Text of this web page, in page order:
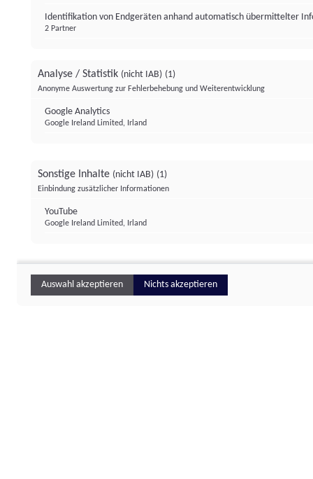
Identifikation von Endgeräten anhand automatisch übermittelter
2 Partner
Analyse / Statistik (nicht IAB) (1)
Anonyme Auswertung zur Fehlerbehebung und Weiterentwicklung
Google Analytics
Google Ireland Limited, Irland
Sonstige Inhalte (nicht IAB) (1)
Einbindung zusätzlicher Informationen
YouTube
Google Ireland Limited, Irland
Auswahl akzeptieren Nichts akzeptieren